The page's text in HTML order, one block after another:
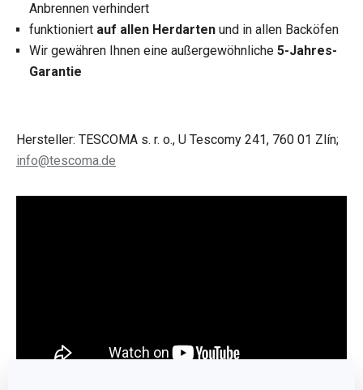
Anbrennen verhindert
funktioniert auf allen Herdarten und in allen Backöfen
Wir gewähren Ihnen eine außergewöhnliche 5-Jahres-
Garantie
Hersteller: TESCOMA s. r. o., U Tescomy 241, 760 01 Zlín;
info@tescoma.de